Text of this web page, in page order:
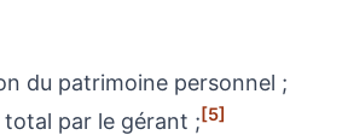
du patrimoine personnel ;
par le gérant ;[5]